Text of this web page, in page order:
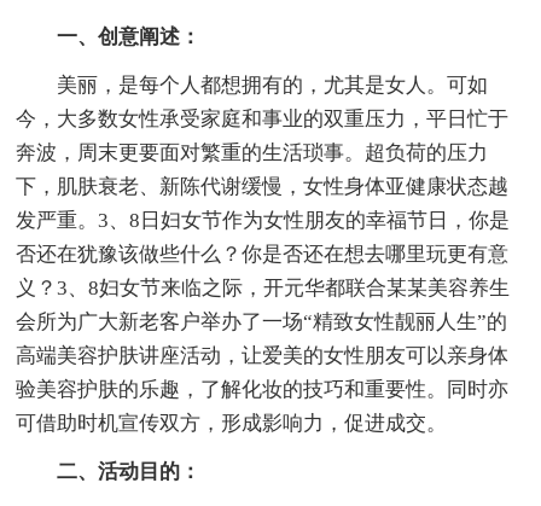
一、创意阐述：
美丽，是每个人都想拥有的，尤其是女人。可如
今，大多数女性承受家庭和事业的双重压力，平日忙于
奔波，周末更要面对繁重的生活琐事。超负荷的压力
下，肌肤衰老、新陈代谢缓慢，女性身体亚健康状态越
发严重。3、8日妇女节作为女性朋友的幸福节日，你是
否还在犹豫该做些什么？你是否还在想去哪里玩更有意
义？3、8妇女节来临之际，开元华都联合某某美容养生
会所为广大新老客户举办了一场“精致女性靓丽人生”的
高端美容护肤讲座活动，让爱美的女性朋友可以亲身体
验美容护肤的乐趣，了解化妆的技巧和重要性。同时亦
可借助时机宣传双方，形成影响力，促进成交。
二、活动目的：